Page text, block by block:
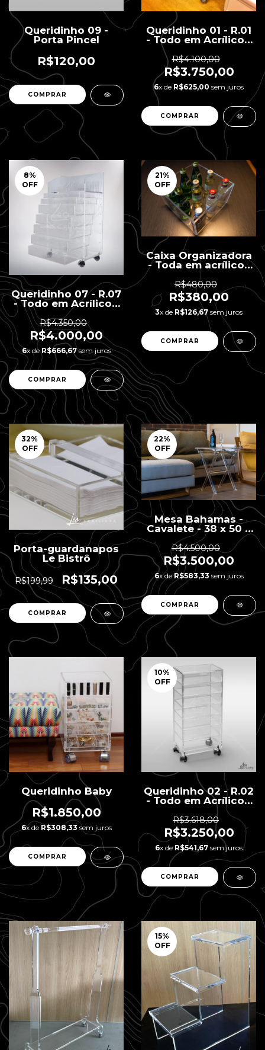
Queridinho 09 -
Porta Pincel
R$120,00
Queridinho 01 - R.01
- Todo em Acrílico -
6 gavetas - 40 x 40
x 83 H
R$4.100,00
R$3.750,00
6x de R$625,00 sem juros
8%
OFF
Queridinho 07 - R.07
- Todo em Acrílico -
7 Gavetas - Porta
Maquiagem Parte
Superior - 50 x 32 x
90 H
R$4.350,00
R$4.000,00
6x deR$666,67sem juros
21%
OFF
Caixa Organizadora
- Toda em acrílico |
26 x 26 x 16 h
R$480,00
R$380,00
3x de R$126,67 sem juros
32%
OFF
Porta-guardanapos
Le Bistrô
R$199,99 R$135,00
22%
OFF
Mesa Bahamas -
Cavalete - 38 x 50 x
57 H
R$4.500,00
R$3.500,00
6x deR$583,33 sem juros
COMPRAR
Queridinho Baby
R$1.850,00
6x de R$308,33 sem juros
10%
OFF
Queridinho 02 - R.02
- Todo em Acrílico -
7 gavetas - 40 x 25 x
85 H
R$3.618,00
R$3.250,00
6x de R$541,67 sem juros
15%
OFF